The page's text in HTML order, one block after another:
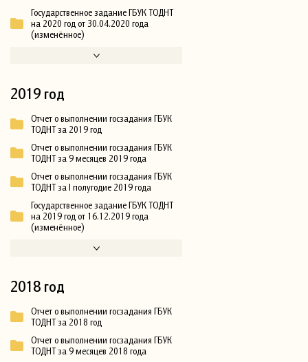
Государственное задание ГБУК ТОДНТ
на 2020 год от 30.04.2020 года
(изменённое)
2019 год
Отчет о выполнении госзадания ГБУК
ТОДНТ за 2019 год
Отчет о выполнении госзадания ГБУК
ТОДНТ за 9 месяцев 2019 года
Отчет о выполнении госзадания ГБУК
ТОДНТ за I полугодие 2019 года
Государственное задание ГБУК ТОДНТ
на 2019 год от 16.12.2019 года
(изменённое)
2018 год
Отчет о выполнении госзадания ГБУК
ТОДНТ за 2018 год
Отчет о выполнении госзадания ГБУК
ТОДНТ за 9 месяцев 2018 года